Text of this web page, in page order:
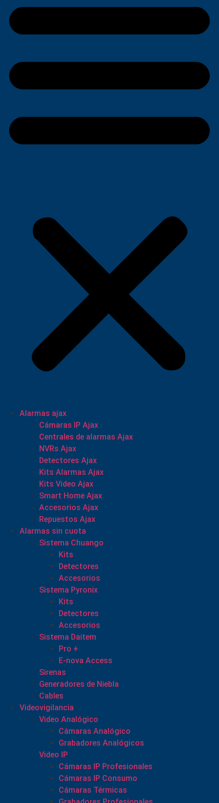
Alarmas ajax
Cámaras IP Ajax
Centrales de alarmas Ajax
NVRs Ajax
Detectores Ajax
Kits Alarmas Ajax
Kits Video Ajax
Smart Home Ajax
Accesorios Ajax
Repuestos Ajax
Alarmas sin cuota
Sistema Chuango
Kits
Detectores
Accesorios
Sistema Pyronix
Kits
Detectores
Accesorios
Sistema Daitem
Pro +
E-nova Access
Sirenas
Generadores de Niebla
Cables
Videovigilancia
Video Analógico
Cámaras Analógico
Grabadores Analógicos
Video IP
Cámaras IP Profesionales
Cámaras IP Consumo
Cámaras Térmicas